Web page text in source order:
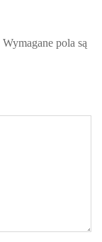
Wymagane pola są